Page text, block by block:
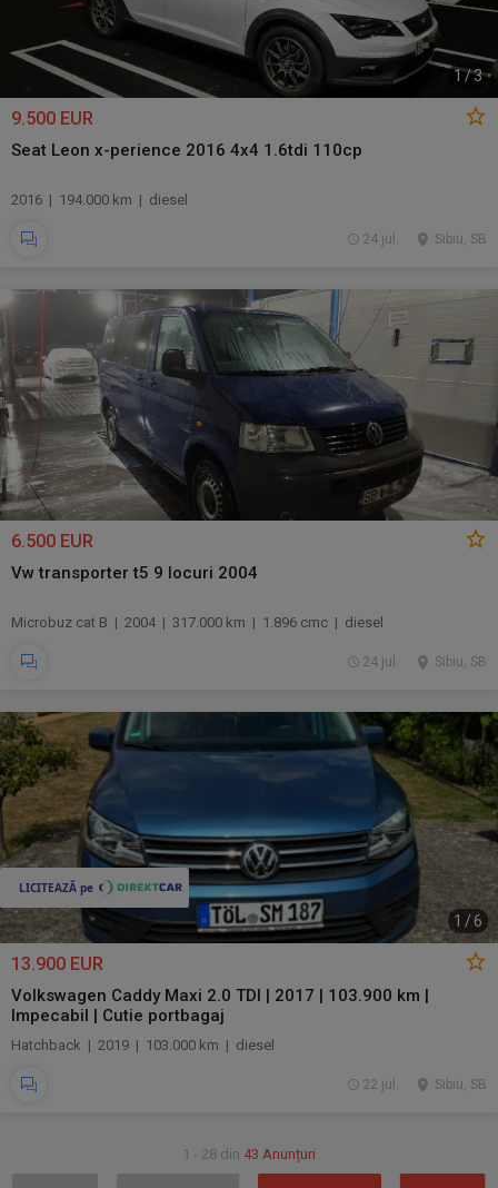
1/3
9.500 EUR
Seat Leon x-perience 2016 4x4 1.6tdi 110cp
2016 | 194.000 km | diesel
Sibiu, SB
24 jul.
6.500 EUR
Vw transporter t5 9 locuri 2004
Microbuz cat B | 2004 | 317.000 km | 1.896 cmc | diesel
Sibiu, SB
24 jul.
1 /6
13.900 EUR
Volkswagen Caddy Maxi 2.0 TDI | 2017 | 103.900 km |
Impecabil | Cutie portbagaj
Hatchback | 2019 | 103.000 km | diesel
Sibiu, SB
22 jul.
1 - 28 din 43 Anunțuri